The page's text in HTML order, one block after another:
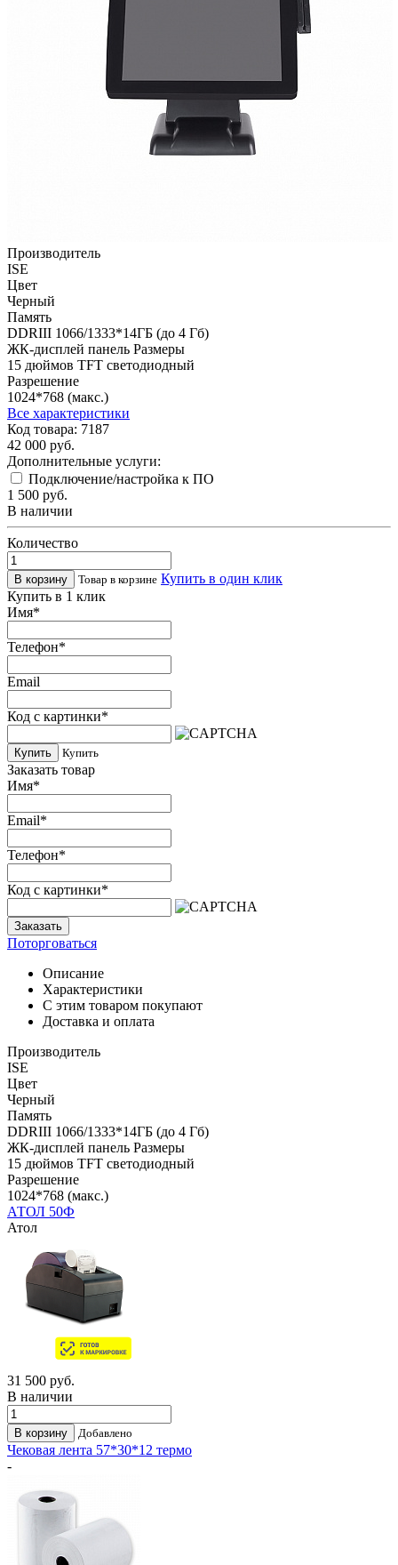
Производитель
ISE
Цвет
Черный
Память
DDRIII 1066/1333*14ГБ (до 4 Гб)
ЖК-дисплей панель Размеры
15 дюймов TFT светодиодный
Разрешение
1024*768 (макс.)
Все характеристики
Код товара: 7187
42 000 руб.
Дополнительные услуги:
Подключение/настройка к ПО
1 500 руб.
В наличии
Количество
Товар в корзине Купить в один клик
Купить в 1 клик
Имя*
Телефон*
Email
Код с картинки*
Купить Купить
Заказать товар
Имя*
Email*
Телефон*
Код с картинки*
Заказать
Поторговаться
Описание
Характеристики
С этим товаром покупают
Доставка и оплата
Производитель
ISE
Цвет
Черный
Память
DDRIII 1066/1333*14ГБ (до 4 Гб)
ЖК-дисплей панель Размеры
15 дюймов TFT светодиодный
Разрешение
1024*768 (макс.)
АТОЛ 50Ф
Атол
31 500 руб.
В наличии
Добавлено
Чековая лента 57*30*12 термо
-